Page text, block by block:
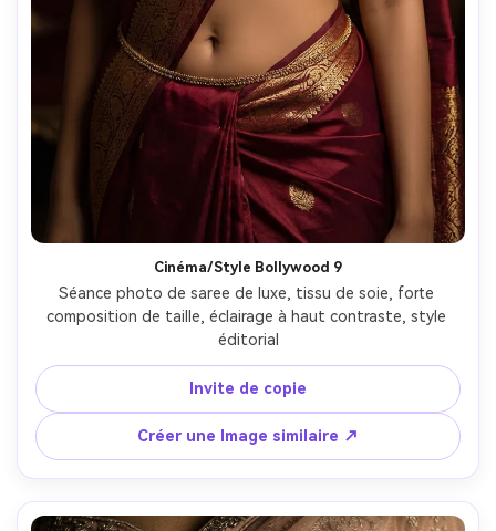
Cinéma/Style Bollywood 9
Séance photo de saree de luxe, tissu de soie, forte
composition de taille, éclairage à haut contraste, style
éditorial
Invite de copie
Créer une Image similaire ↗